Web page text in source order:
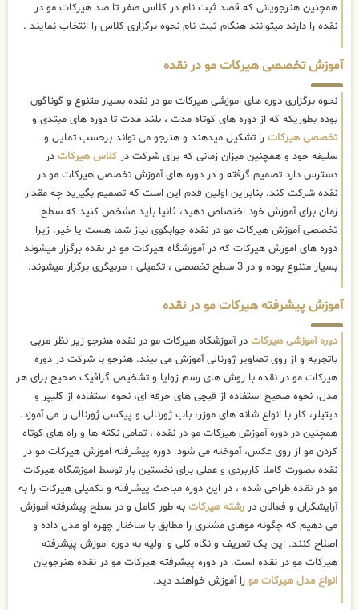
همچنین هنرجویانی که قصد ثبت نام در کلاس صفر تا صد هیرکات مو در
نقده را دارند میتوانند هنگام ثبت نام نحوه برگزاری کلاس را انتخاب نمایند .
آموزش تخصصی هیرکات مو در نقده
نحوه برگزاری دوره های اموزشی هیرکات مو در نقده بسیار متنوع و گوناگون
بوده بطوریکه که از دوره های کوتاه مدت ، بلند مدت تا دوره های مبتدی و
تخصصی هیرکات را تشکیل میدهند و هنرجو می تواند برحسب تمایل و
سلیقه خود و همچنین میزان زمانی که برای شرکت در کلاس هیرکات در
دسترس دارد تصمیم گرفته و در دوره های آموزش تخصصی هیرکات مو در
نقده شرکت کند. بنابراین اولین قدم این است که تصمیم بگیرید چه مقدار
زمان برای آموزش خود اختصاص دهید، ثانیا باید مشخص کنید که سطح
تخصصی آموزش هیرکات مو در نقده جوابگوی نیاز شما هست یا خیر. زیرا
دوره های اموزش هیرکات که در آموزشگاه هیرکات مو در نقده برگزار میشوند
بسیار متنوع بوده و در 3 سطح تخصصی ، تکمیلی ، مربیگری برگزار میشوند.
آموزش پیشرفته هیرکات مو در نقده
دوره آموزشی هیرکات در آموزشگاه هیرکات مو در نقده هنرجو زیر نظر مربی
باتجربه و از روی تصاویر ژورنالی آموزش می بیند. هنرجو با شرکت در دوره
هیرکات مو در نقده با روش های رسم زوایا و تشخیص گرافیک صحیح برای هر
مدل، نحوه صحیح استفاده از قیچی های حرفه ای، نحوه استفاده از کلیپر و
دیتیلر، کار با انواع شانه های موزر، باب ژورنالی و پیکسی ژورنالی را می آموزد.
همچنین در دوره آموزش هیرکات مو در نقده ، تمامی نکته ها و راه های کوتاه
کردن مو از روی عکس، آموخته می شود. دوره پیشرفته اموزش هیرکات مو در
نقده بصورت کاملا کاربردی و عملی برای نخستین بار توسط اموزشگاه هیرکات
مو در نقده طراحی شده ، در این دوره مباحث پیشرفته و تکمیلی هیرکات را به
آرایشگران و فعالان در رشته هیرکات به طور کامل و در سطح پیشرفته آموزش
می دهیم که چگونه موهای مشتری را مطابق با ساختار چهره او مدل داده و
اصلاح کنند. این یک تعریف و نگاه کلی و اولیه به دوره اموزش پیشرفته
هیرکات مو در نقده است. در دوره پیشرفته هیرکات مو در نقده هنرجویان
انواع مدل هیرکات مو را آموزش خواهند دید.